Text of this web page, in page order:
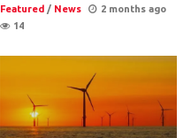
Featured / News
2 months ago
14